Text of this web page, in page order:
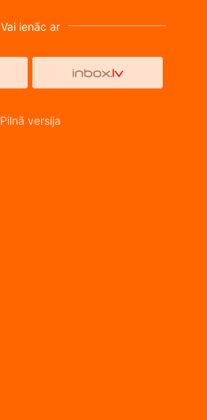
Vai ienāc ar
Pilnā versija